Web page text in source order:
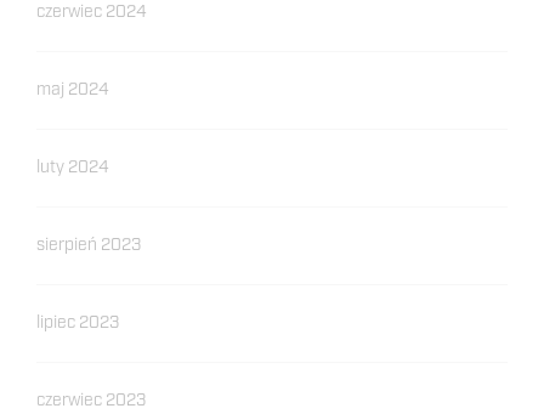
czerwiec 2024
maj 2024
luty 2024
sierpień 2023
lipiec 2023
czerwiec 2023